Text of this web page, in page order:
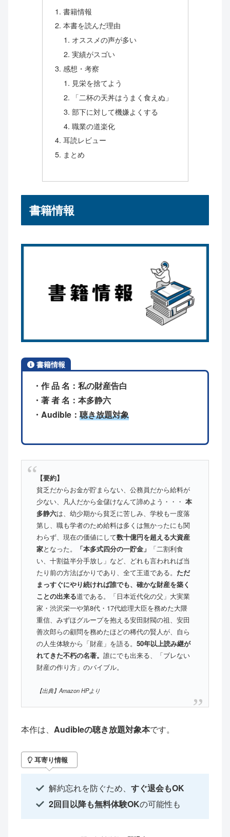
書籍情報
本書を読んだ理由
オススメの声が多い
実績がスゴい
感想・考察
見栄を捨てよう
「二杯の天丼はうまく食えぬ」
部下に対して機嫌よくする
職業の道楽化
耳読レビュー
まとめ
書籍情報
書籍情報
・作 品 名：私の財産告白
・著 者 名：本多静六
・Audible： 聴き放題対象
【要約】
貧乏だからお金が貯まらない、公務員だから給料が
少ない、凡人だから金儲けなんて諦めよう・・・ 本
多静六は、幼少期から貧乏に苦しみ、学校も一度落
第し、職も学者のため給料は多くは無かったにも関
わらず、現在の価値にして数十億円を超える大資産
家となった。 「本多式四分の一貯金」
「二割利食
い、十割益半分手放し」など、どれも言われれば当
たり前の方法ばかりであり、全て王道である。 ただ
まっすぐにやり続ければ誰でも、確かな財産を築く
ことの出来る道である。「日本近代化の父」大実業
家・渋沢栄一や第8代・17代総理大臣を務めた大隈
重信、みずほグループを抱える安田財閥の祖、安田
善次郎らの顧問を務めたほどの稀代の賢人が、自ら
の人生体験から「財産」を語る。 50年以上読み継が
れてきた不朽の名著。 誰にでも出来る、「ブレない
財産の作り方」のバイブル。
【出典】Amazon HPより
本作は、 Audibleの聴き放題対象本です。
耳寄り情報
解約忘れを防ぐため、すぐ退会もOK
2回目以降も無料体験OKの可能性も